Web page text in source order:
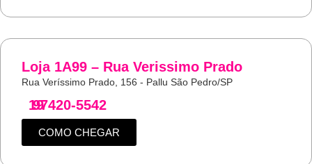
Loja 1A99 – Rua Verissimo Prado
Rua Veríssimo Prado, 156 - Pallu São Pedro/SP
19
97420-5542
COMO CHEGAR